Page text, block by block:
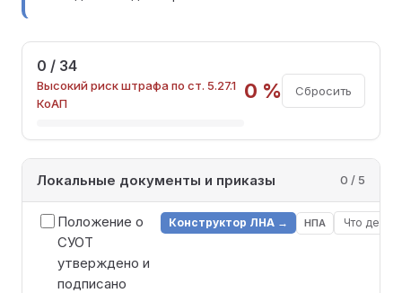
0 / 34
Высокий риск штрафа по ст. 5.27.1
КоАП
0 % Сбросить
Локальные документы и приказы 0 / 5
Положение о
СУОТ
утверждено и
подписано
Конструктор ЛНА → НПА Что делать